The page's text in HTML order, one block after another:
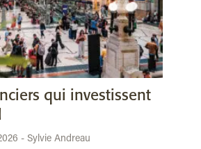
qui investissent
- Sylvie Andreau